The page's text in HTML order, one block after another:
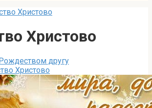
Христово
Христово
другу
Христово